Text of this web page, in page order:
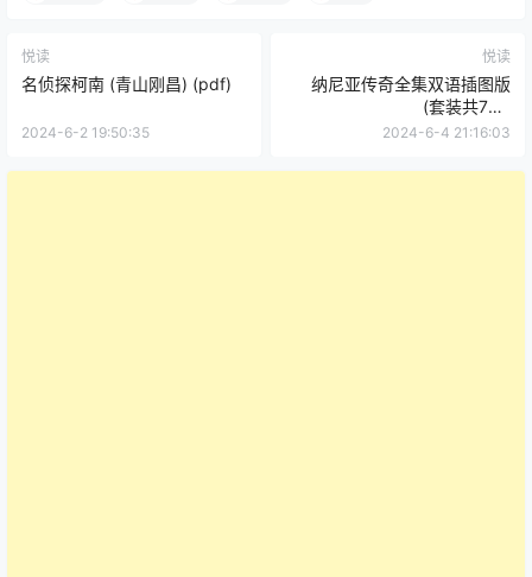
悦读
名侦探柯南 (青山刚昌) (pdf)
2024-6-2 19:50:35
悦读
纳尼亚传奇全集双语插图版
(套装共7本)
(mobi+azw3+epub)
2024-6-4 21:16:03